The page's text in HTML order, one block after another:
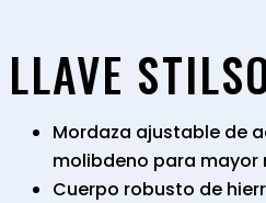
LLAVE
Mordaza ajustable de
molibdeno para mayor
Cuerpo robusto de